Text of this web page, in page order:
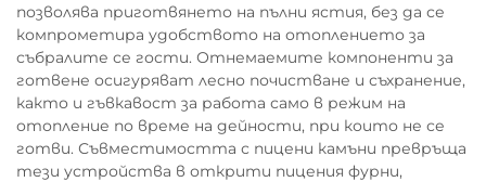
позволява приготвянето на пълни ястия, без да се
компрометира удобството на отоплението за
събралите се гости. Отнемаемите компоненти за
готвене осигуряват лесно почистване и съхранение,
както и гъвкавост за работа само в режим на
отопление по време на дейности, при които не се
готви. Съвместимостта с пицени камъни превръща
тези устройства в открити пицения фурни,